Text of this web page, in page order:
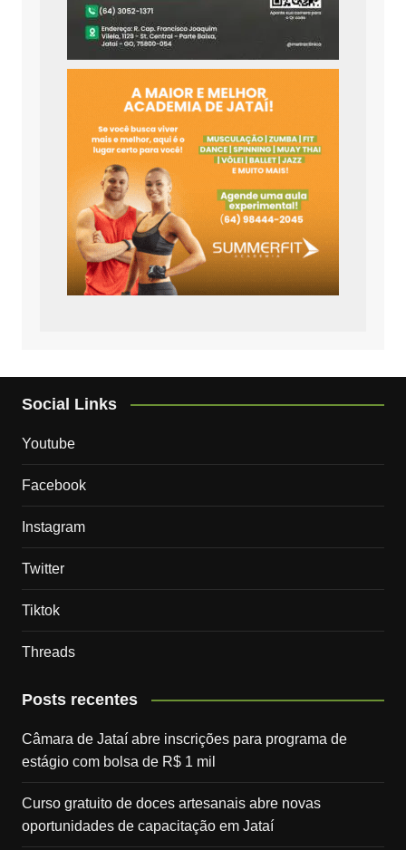
Social Links
Youtube
Facebook
Instagram
Twitter
Tiktok
Threads
Posts recentes
Câmara de Jataí abre inscrições para programa de
estágio com bolsa de R$ 1 mil
Curso gratuito de doces artesanais abre novas
oportunidades de capacitação em Jataí